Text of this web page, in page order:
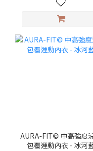
AURA-FIT© 中高強度
包覆運動內衣 - 冰河